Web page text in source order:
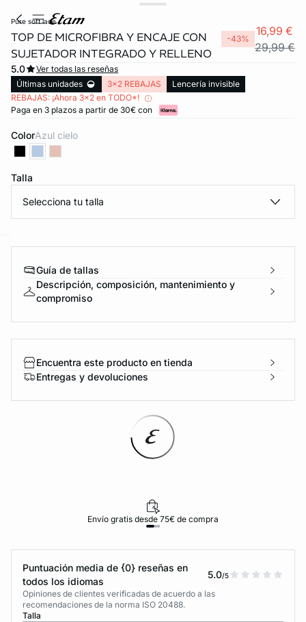
pure soft lace
TOP DE MICROFIBRA Y ENCAJE CON
SUJETADOR INTEGRADO Y RELLENO
-43%
16,99 €
29,99 €
5.0
Ver todas las reseñas
Últimas unidades
3x2 REBAJAS
Lencería invisible
REBAJAS: ¡Ahora 3x2 en TODO*!
Paga en 3 plazos a partir de 30€ con
Color azul cielo
Talla
Selecciona tu talla
Guía de tallas
Descripción, composición, mantenimiento y
compromiso
Encuentra este producto en tienda
Entregas y devoluciones
Envío gratis desde 75€ de compra
Puntuación media de {0} reseñas en
todos los idiomas
5.0/5
Opiniones de clientes verificadas de acuerdo a las
recomendaciones de la norma ISO 20488.
Talla